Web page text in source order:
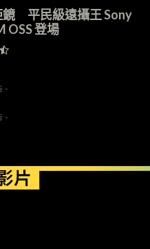
鏡 平民級遠攝王 Sony
OSS 登場
-
-
片